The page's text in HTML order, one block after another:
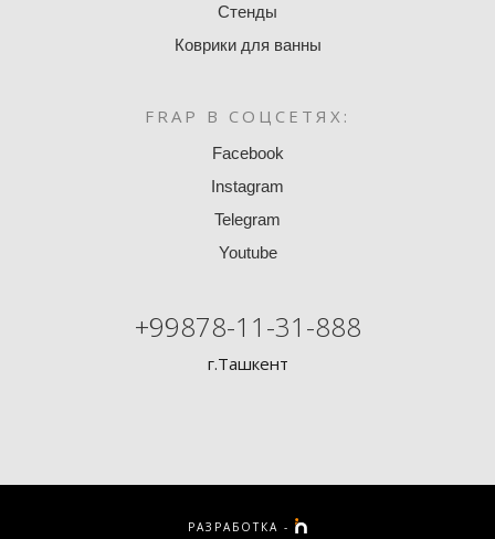
Стенды
Коврики для ванны
FRAP В СОЦСЕТЯХ:
Facebook
Instagram
Telegram
Youtube
+99878-11-31-888
г.Ташкент
РАЗРАБОТКА -